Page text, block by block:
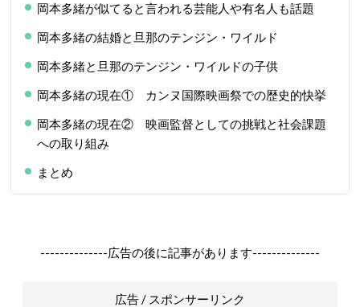
岡本多緒が似てると言われる芸能人や有名人も話題
岡本多緒の結婚と旦那のテンジン・ワイルド
岡本多緒と旦那のテンジン・ワイルドの子供
岡本多緒の現在① カンヌ国際映画祭での歴史的快挙
岡本多緒の現在② 映画監督としての挑戦と社会課題
への取り組み
まとめ
--------------広告の後に記事があります--------------
広告 / スポンサーリンク